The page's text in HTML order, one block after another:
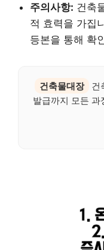
주의사항: 건축
적 효력을 가집
등본을 통해 확
건축물대장
건
발급까지 모든